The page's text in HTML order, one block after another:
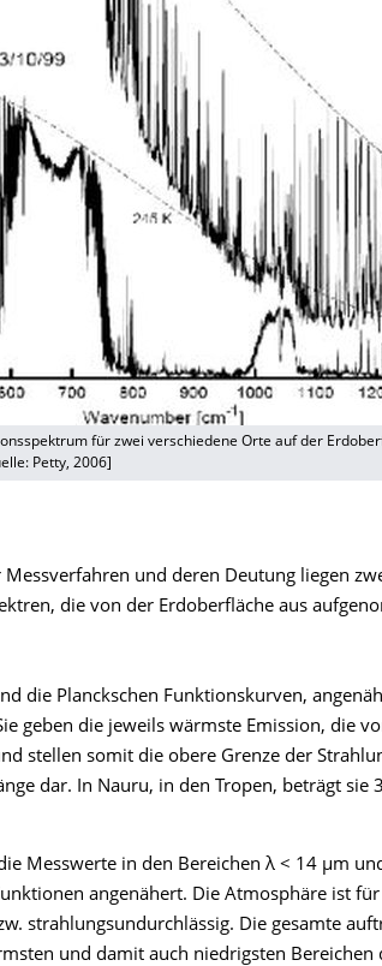
für zwei verschiedene Orte auf der
Petty, 2006]
und deren Deutung liegen
die von der Erdoberfläche aus
die Planckschen Funktionskurven,
geben die jeweils wärmste Emission, die
stellen somit die obere Grenze der
dar. In Nauru, in den Tropen, beträgt sie
Messwerte in den Bereichen λ < 14 μm
angenähert. Die Atmosphäre ist
strahlungsundurchlässig. Die gesamte
und damit auch niedrigsten Bereichen